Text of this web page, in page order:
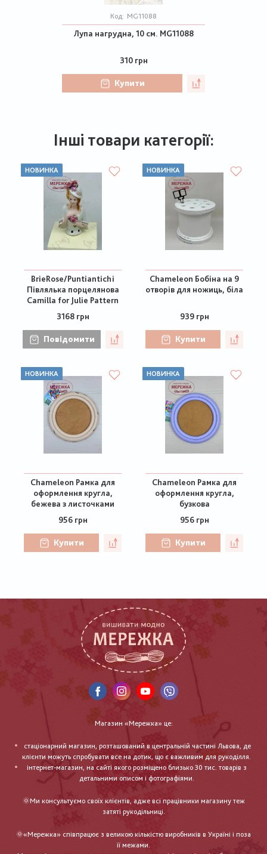
Код: MG11088
Лупа нагрудна, 10 см. MG11088
310 грн
Купити
Інші товари категорії:
НОВИНКА
BrieRose/Puntiantichi
Півлялька порцелянова
Camilla for Julie Pattern
3168 грн
Повідомити
НОВИНКА
Chameleon Бобіна на 9
отворів для ножиць, біла
939 грн
Купити
НОВИНКА
Chameleon Рамка для
оформлення кругла,
бежева з листочками
956 грн
Купити
НОВИНКА
Chameleon Рамка для
оформлення кругла,
бузкова
956 грн
Купити
Магазин «Мережка» це:
стаціонарний магазин, розташований в центральній частині Львова, де
клієнти можуть спробувати все на дотик, що є важливим для рукоділля.
інтернет-магазин, на сайті якого розміщено близько 30 тис. товарів з
детальними описом і фотографіями.
🌞Ми консультуємо своїх клієнтів, адже всі працівники магазину теж
затяті рукодільниці.
🌞«Мережка» співпрацює з великою кількістю виробників в Україні і поза
її межами.